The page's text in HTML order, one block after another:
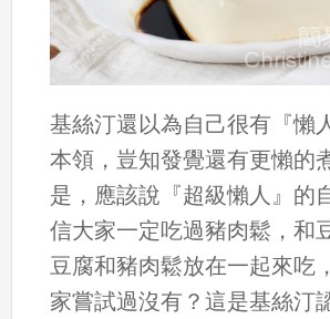
基絲汀還以為自己很有『懶
本領，豈知發覺還有更懶的
是，應該說『超級懶人』的
信大家一定吃過豬肉鬆，和
豆腐和豬肉鬆放在一起來吃
家嘗試過沒有？這是基絲汀